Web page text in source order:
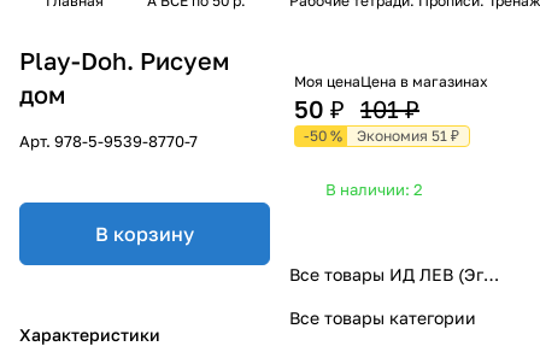
Play-Doh. Рисуем
дом
Арт. 978-5-9539-8770-7
В корзину
Характеристики
Моя цена
50 ₽
Цена в магазинах
101 ₽
-50 % Экономия 51 ₽
В наличии: 2
Все товары ИД ЛЕВ (Эгмонт)
Все товары категории